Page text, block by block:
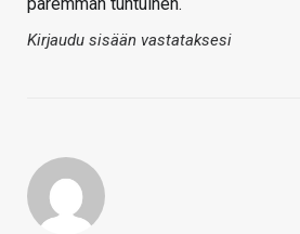
Kirjaudu sisään vastataksesi